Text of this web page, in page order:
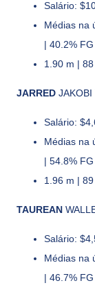
Salário:
Médias na
| 40.2%
1.90 m |
JARRED JAKOBI
Salário:
Médias na
| 54.8%
1.96 m |
TAUREAN
Salário:
Médias na
| 46.7%